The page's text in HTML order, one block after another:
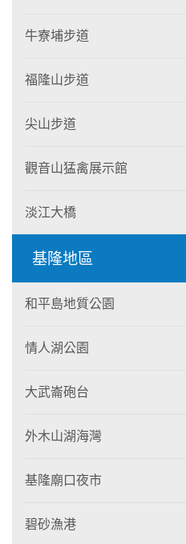
牛寮埔步道
福隆山步道
尖山步道
觀音山猛禽展示館
淡江大橋
基隆地區
和平島地質公園
情人湖公園
大武崙砲台
外木山湖海灣
基隆廟口夜市
碧砂漁港